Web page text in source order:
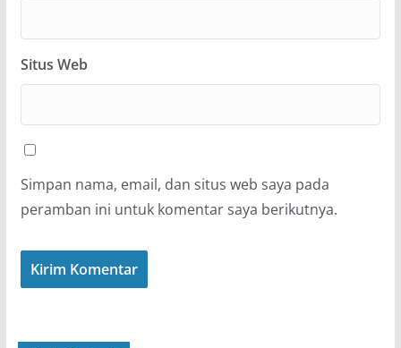
Situs Web
Simpan nama, email, dan situs web saya pada
peramban ini untuk komentar saya berikutnya.